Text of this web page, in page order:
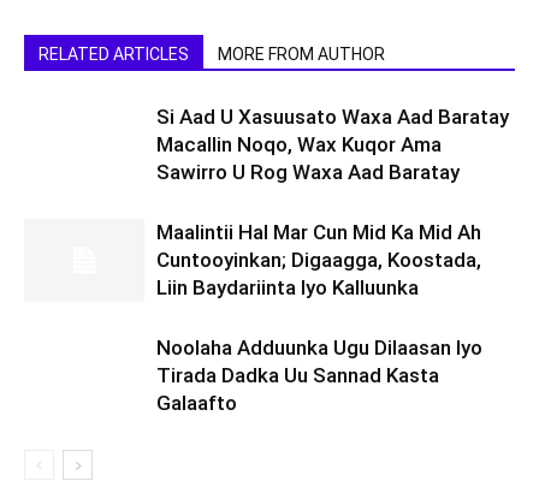
RELATED ARTICLES MORE FROM AUTHOR
Si Aad U Xasuusato Waxa Aad Baratay
Macallin Noqo, Wax Kuqor Ama
Sawirro U Rog Waxa Aad Baratay
Maalintii Hal Mar Cun Mid Ka Mid Ah
Cuntooyinkan; Digaagga, Koostada,
Liin Baydariinta Iyo Kalluunka
Noolaha Adduunka Ugu Dilaasan Iyo
Tirada Dadka Uu Sannad Kasta
Galaafto